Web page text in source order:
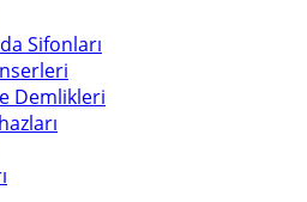
Sifonları
Demlikleri